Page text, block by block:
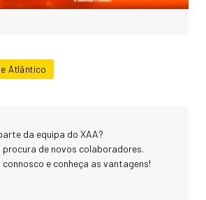
Atlântico
da equipa do XAA?
procura de novos colaboradores.
e conheça as vantagens!